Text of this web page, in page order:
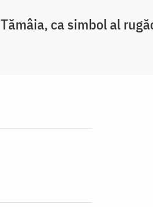
Tămâia, ca simbol al